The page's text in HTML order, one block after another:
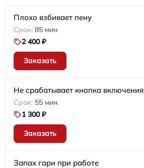
Плохо взбивает пену
85 мин
2 400 ₽
Заказать
Не срабатывает кнопка включения
55 мин
1 300 ₽
Заказать
Запах гари при работе